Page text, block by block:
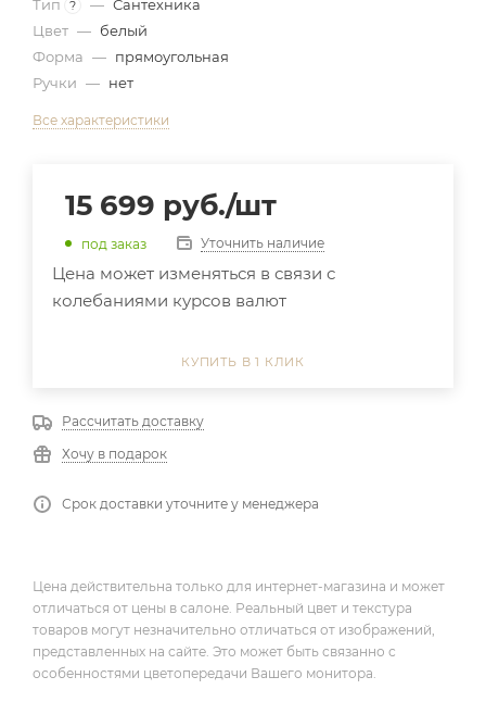
Тип
? — Сантехника
Цвет — белый
Форма — прямоугольная
Ручки — нет
Все характеристики
15 699 руб./шт
под заказ Уточнить наличие
Цена может изменяться в связи с
колебаниями курсов валют
КУПИТЬ В 1 КЛИК
Рассчитать доставку
Хочу в подарок
Срок доставки уточните у менеджера
Цена действительна только для интернет-магазина и может
отличаться от цены в салоне. Реальный цвет и текстура
товаров могут незначительно отличаться от изображений,
представленных на сайте. Это может быть связанно с
особенностями цветопередачи Вашего монитора.